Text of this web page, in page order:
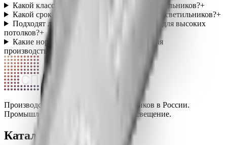
Какой класс защиты у промышленных светильников?+
Какой срок службы у промышленных LED-светильников?+
Подходят ли промышленные светильники для высоких
потолков?+
Какие нормы освещённости действуют для
производственных помещений?
СПЕКТР
Производство светодиодных светильников в России.
Промышленное, уличное и офисное освещение.
Каталог